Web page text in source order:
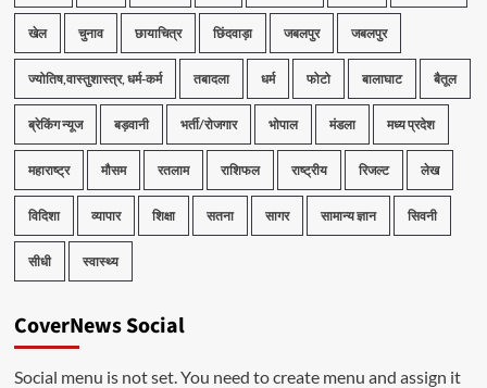
खेल चुनाव छायाचित्र छिंदवाड़ा जबलपुर जबलपुर
ज्योतिष,वास्तुशास्त्र, धर्म-कर्म तबादला धर्म फोटो बालाघाट बैतूल
ब्रेकिंग न्यूज बड़वानी भर्ती/रोजगार भोपाल मंडला मध्य प्रदेश
महाराष्ट्र मौसम रतलाम राशिफल राष्ट्रीय रिजल्ट लेख
विदिशा व्यापार शिक्षा सतना सागर सामान्य ज्ञान सिवनी
सीधी स्वास्थ्य
CoverNews Social
Social menu is not set. You need to create menu and assign it